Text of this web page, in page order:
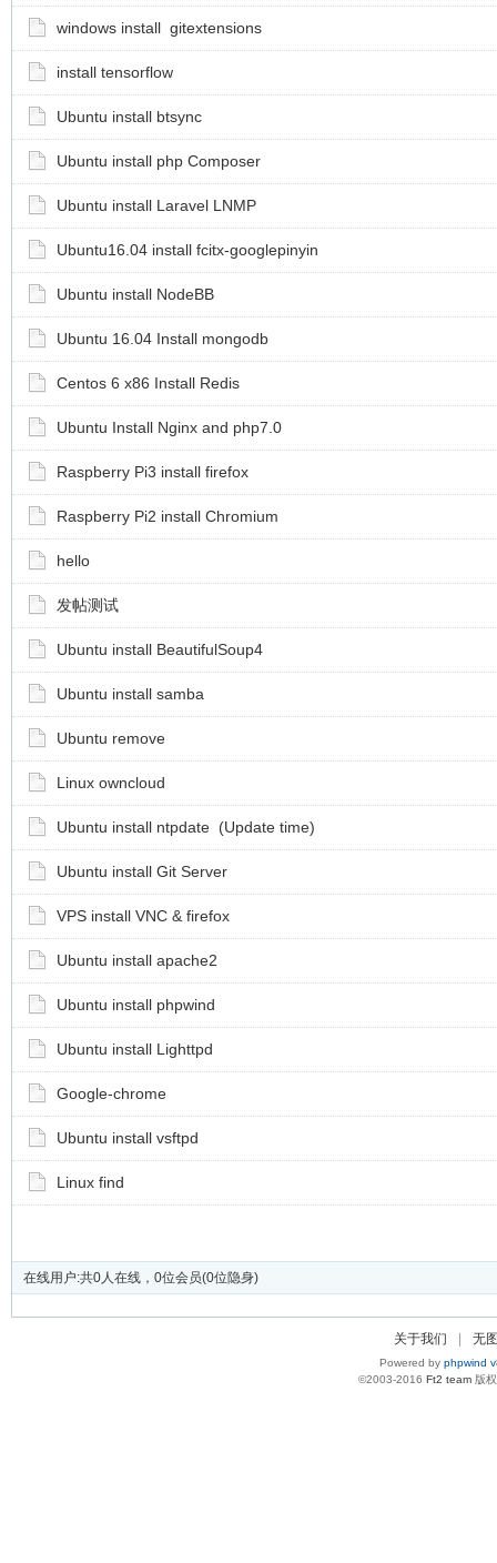
windows install gitextensions
install tensorflow
Ubuntu install btsync
Ubuntu install php Composer
Ubuntu install Laravel LNMP
Ubuntu16.04 install fcitx-googlepinyin
Ubuntu install NodeBB
Ubuntu 16.04 Install mongodb
Centos 6 x86 Install Redis
Ubuntu Install Nginx and php7.0
Raspberry Pi3 install firefox
Raspberry Pi2 install Chromium
hello
发帖测试
Ubuntu install BeautifulSoup4
Ubuntu install samba
Ubuntu remove
Linux owncloud
Ubuntu install ntpdate (Update time)
Ubuntu install Git Server
VPS install VNC & firefox
Ubuntu install apache2
Ubuntu install phpwind
Ubuntu install Lighttpd
Google-chrome
Ubuntu install vsftpd
Linux find
在线用户:共0人在线，0位会员(0位隐身)
关于我们 无
Powered by phpwind
©2003-2016 Ft2 team版